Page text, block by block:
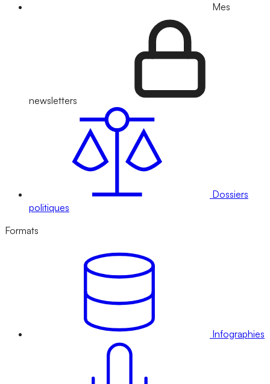
Mes
newsletters
Dossiers
politiques
Formats
Infographies